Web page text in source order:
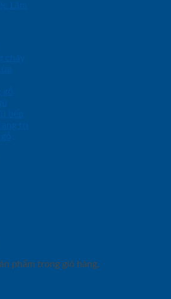
Làm
cháy
gỗ
bếp
trí
phẩm trong giỏ hàng.